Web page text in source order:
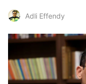
Adli Effendy